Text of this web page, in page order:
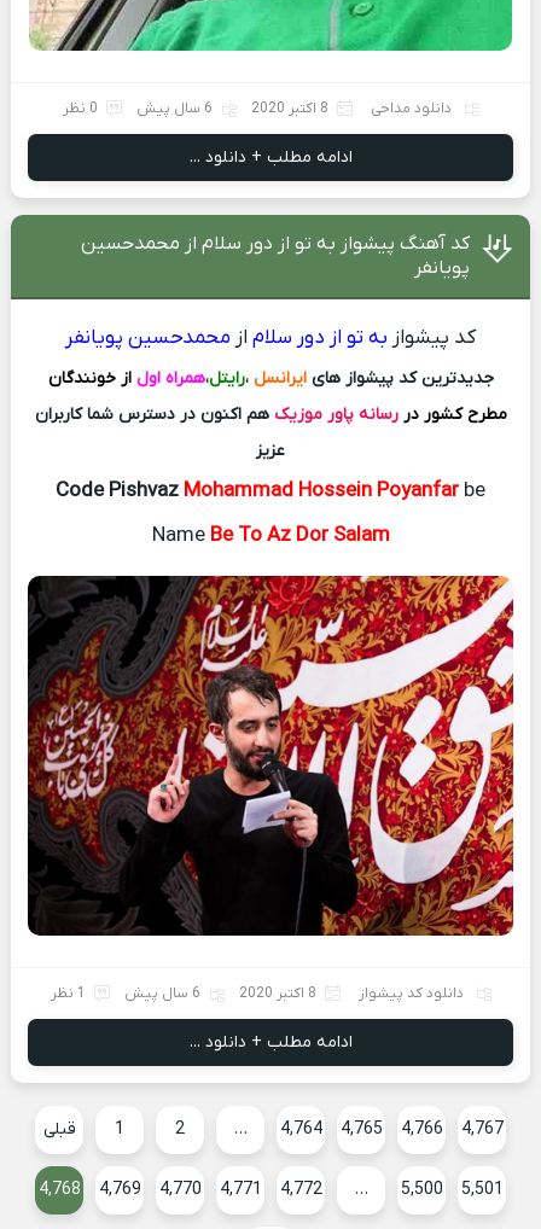
دانلود مداحی 8 اکتبر 2020 6 سال پیش 0 نظر
ادامه مطلب + دانلود ...
کد آهنگ پیشواز به‌ تو از دور سلام از محمدحسین
پویانفر
کد پیشواز به‌ تو از دور سلام از محمدحسین پویانفر
جدیدترین کد پیشواز هایایرانسل ،رایتل،همراه اول از خونندگان
مطرح کشور دررسانه پاور موزیک هم اکنون در دسترس شما کاربران
عزیز
Code Pishvaz Mohammad Hossein Poyanfar be
NameBe To Az Dor Salam
دانلود کد پیشواز 8 اکتبر 2020 6 سال پیش 1 نظر
ادامه مطلب + دانلود ...
قبلی 1 2 … 4,764 4,765 4,766 4,767
4,768 4,769 4,770 4,771 4,772 … 5,500 5,501